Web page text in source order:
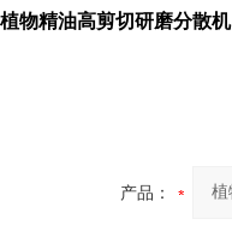
植物精油高剪切研磨分散机
产品：